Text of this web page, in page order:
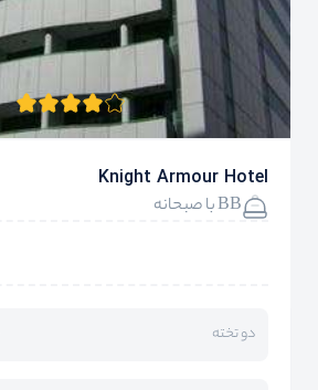
Knight Armour Hotel
BB با صبحانه
دو تخته